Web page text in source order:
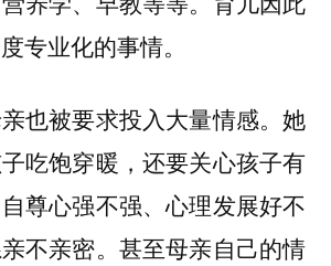
专业化的事情。
也被要求投入大量情感。她
吃饱穿暖，还要关心孩子有
尊心强不强、心理发展好不
不亲密。甚至母亲自己的情